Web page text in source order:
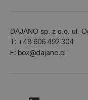
DAJANO sp. z o.o. ul.
T: +48 606 492 304
E: box@dajano.pl